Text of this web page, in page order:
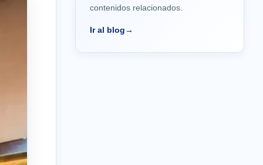
contenidos relacionados.
Ir al blog→